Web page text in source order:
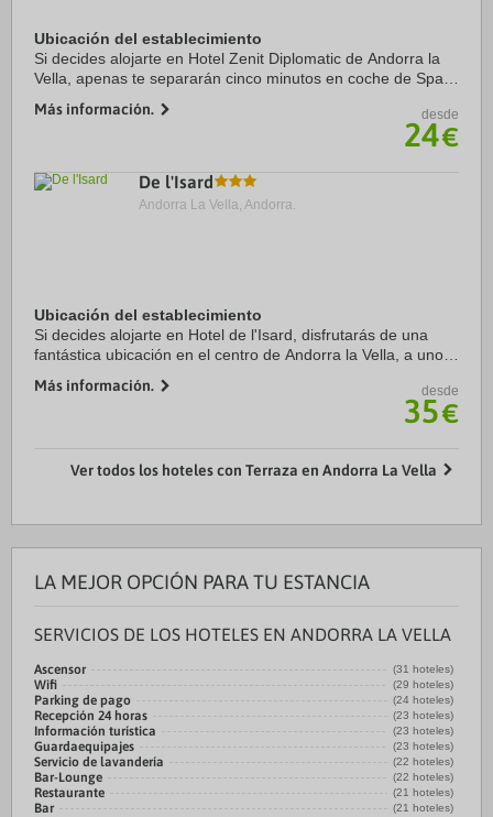
Ubicación del establecimiento
Si decides alojarte en Hotel Zenit Diplomatic de Andorra la
Vella, apenas te separarán cinco minutos en coche de Spa
este hotel se encuentra a 12,6 km ...
Más información. desde
24€
De l'Isard
Andorra La Vella, Andorra.
Ubicación del establecimiento
Si decides alojarte en Hotel de l'Isard, disfrutarás de una
fantástica ubicación en el centro de Andorra la Vella, a unos
cinco minutos en coche de ...
Más información. desde
35€
Ver todos los hoteles con Terraza en Andorra La Vella
LA MEJOR OPCIÓN PARA TU ESTANCIA
SERVICIOS DE LOS HOTELES EN ANDORRA LA VELLA
Ascensor (31 hoteles)
Wifi (29 hoteles)
Parking de pago (24 hoteles)
Recepción 24 horas (23 hoteles)
Información turística (23 hoteles)
Guardaequipajes (23 hoteles)
Servicio de lavandería (22 hoteles)
Bar-Lounge (22 hoteles)
Restaurante (21 hoteles)
Bar (21 hoteles)